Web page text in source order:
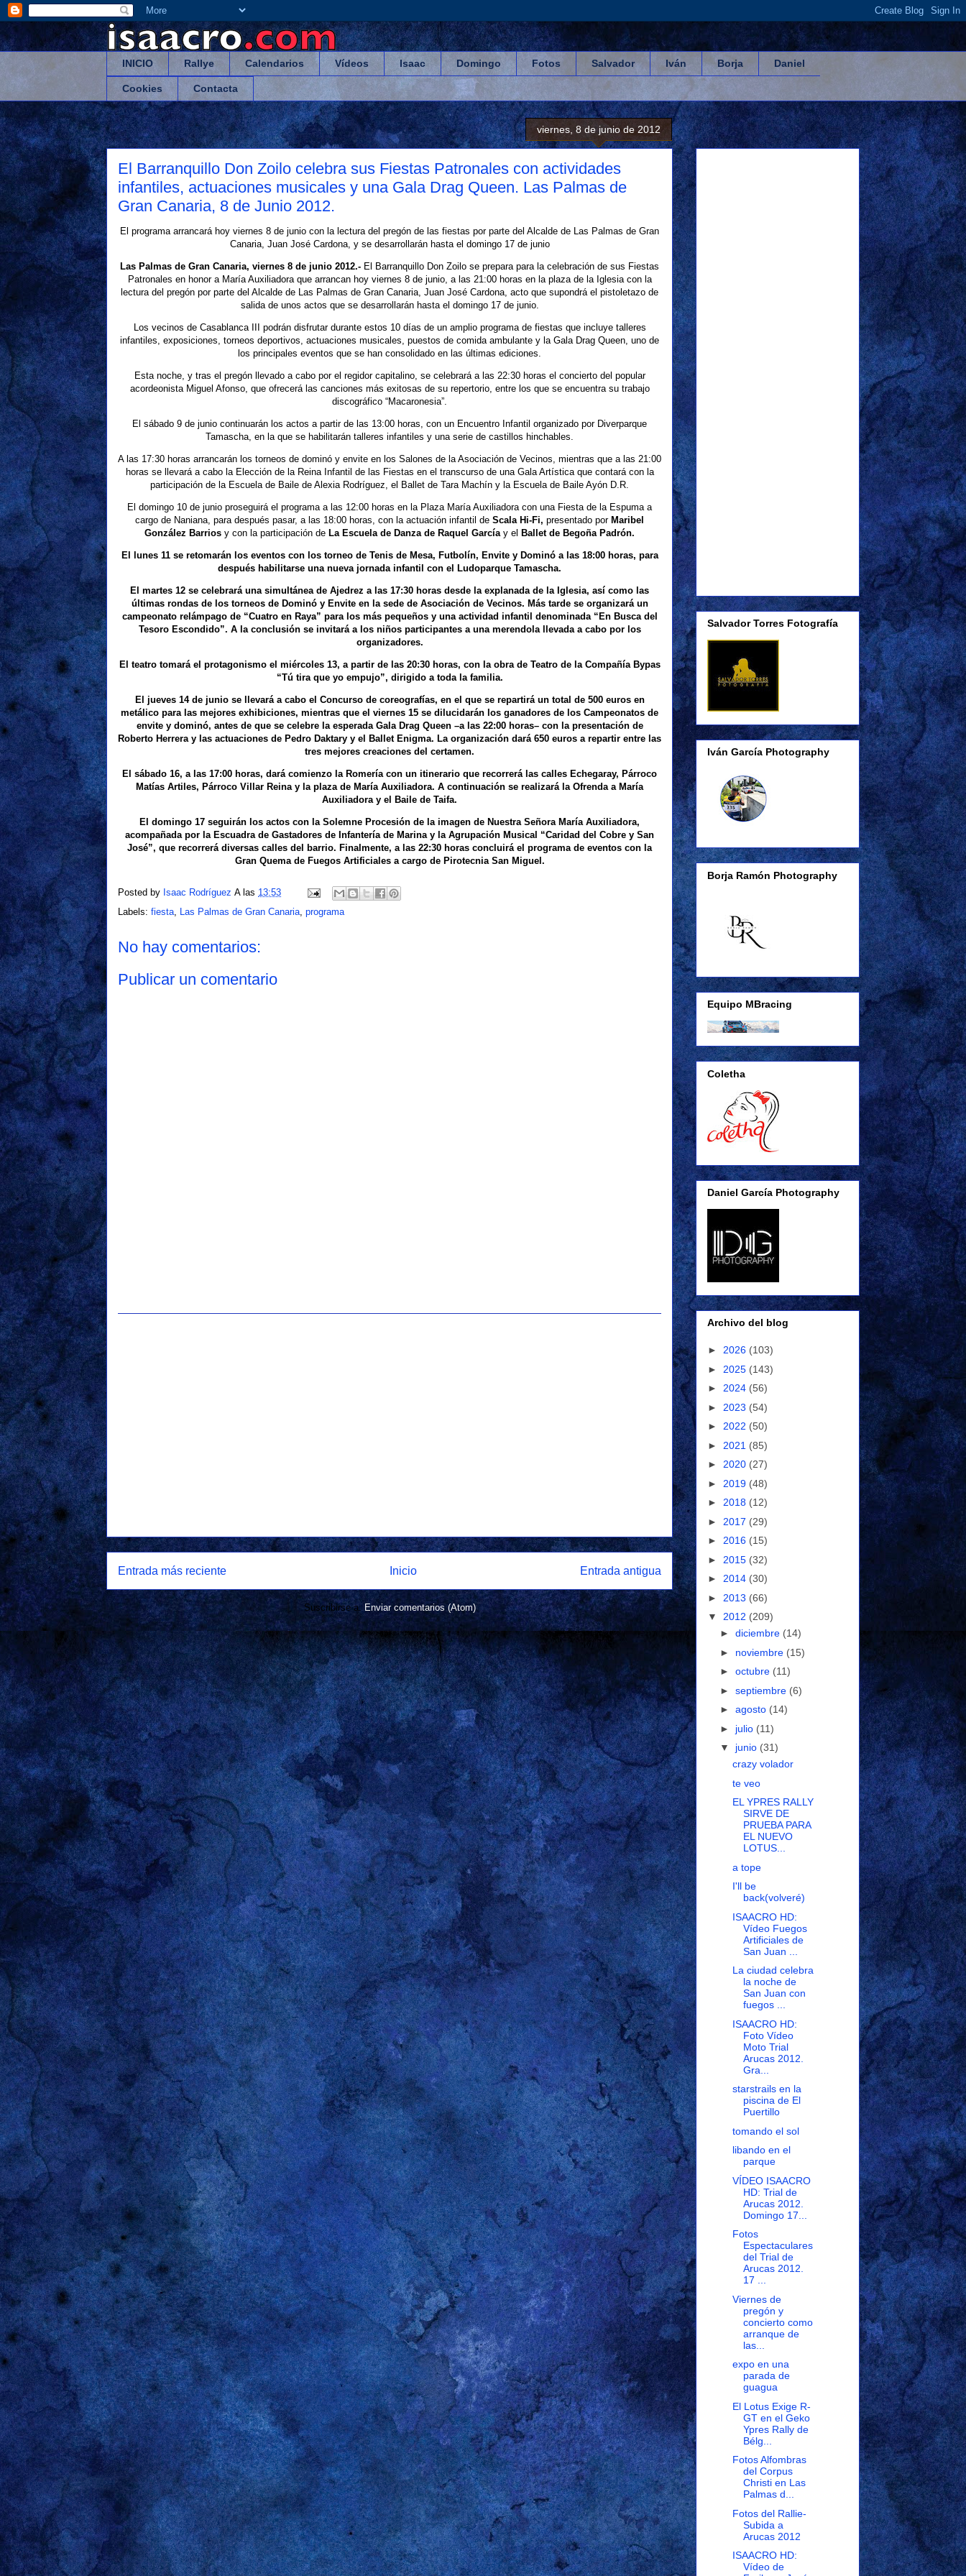
INICIO Rallye Calendarios Vídeos Isaac Domingo Fotos Salvador Iván Borja Daniel
Cookies Contacta
viernes, 8 de junio de 2012
El Barranquillo Don Zoilo celebra sus Fiestas Patronales con actividades
infantiles, actuaciones musicales y una Gala Drag Queen. Las Palmas de
Gran Canaria, 8 de Junio 2012.
El programa arrancará hoy viernes 8 de junio con la lectura del pregón de las fiestas por parte del Alcalde de Las Palmas de Gran
Canaria, Juan José Cardona, y se desarrollarán hasta el domingo 17 de junio
Las Palmas de Gran Canaria, viernes 8 de junio 2012.- El Barranquillo Don Zoilo se prepara para la celebración de sus Fiestas
Patronales en honor a María Auxiliadora que arrancan hoy viernes 8 de junio, a las 21:00 horas en la plaza de la Iglesia con la
lectura del pregón por parte del Alcalde de Las Palmas de Gran Canaria, Juan José Cardona, acto que supondrá el pistoletazo de
salida de unos actos que se desarrollarán hasta el domingo 17 de junio.
Los vecinos de Casablanca III podrán disfrutar durante estos 10 días de un amplio programa de fiestas que incluye talleres
infantiles, exposiciones, torneos deportivos, actuaciones musicales, puestos de comida ambulante y la Gala Drag Queen, uno de
los principales eventos que se han consolidado en las últimas ediciones.
Esta noche, y tras el pregón llevado a cabo por el regidor capitalino, se celebrará a las 22:30 horas el concierto del popular
acordeonista Miguel Afonso, que ofrecerá las canciones más exitosas de su repertorio, entre los que se encuentra su trabajo
discográfico “Macaronesia”.
El sábado 9 de junio continuarán los actos a partir de las 13:00 horas, con un Encuentro Infantil organizado por Diverparque
Tamascha, en la que se habilitarán talleres infantiles y una serie de castillos hinchables.
A las 17:30 horas arrancarán los torneos de dominó y envite en los Salones de la Asociación de Vecinos, mientras que a las 21:00
horas se llevará a cabo la Elección de la Reina Infantil de las Fiestas en el transcurso de una Gala Artística que contará con la
participación de la Escuela de Baile de Alexia Rodríguez, el Ballet de Tara Machín y la Escuela de Baile Ayón D.R.
El domingo 10 de junio proseguirá el programa a las 12:00 horas en la Plaza María Auxiliadora con una Fiesta de la Espuma a
cargo de Naniana, para después pasar, a las 18:00 horas, con la actuación infantil de Scala Hi-Fi, presentado por Maribel
González Barrios y con la participación de La Escuela de Danza de Raquel García y el Ballet de Begoña Padrón.
El lunes 11 se retomarán los eventos con los torneo de Tenis de Mesa, Futbolín, Envite y Dominó a las 18:00 horas, para
después habilitarse una nueva jornada infantil con el Ludoparque Tamascha.
El martes 12 se celebrará una simultánea de Ajedrez a las 17:30 horas desde la explanada de la Iglesia, así como las
últimas rondas de los torneos de Dominó y Envite en la sede de Asociación de Vecinos. Más tarde se organizará un
campeonato relámpago de “Cuatro en Raya” para los más pequeños y una actividad infantil denominada “En Busca del
Tesoro Escondido”. A la conclusión se invitará a los niños participantes a una merendola llevada a cabo por los
organizadores.
El teatro tomará el protagonismo el miércoles 13, a partir de las 20:30 horas, con la obra de Teatro de la Compañía Bypas
“Tú tira que yo empujo”, dirigido a toda la familia.
El jueves 14 de junio se llevará a cabo el Concurso de coreografías, en el que se repartirá un total de 500 euros en
metálico para las mejores exhibiciones, mientras que el viernes 15 se dilucidarán los ganadores de los Campeonatos de
envite y dominó, antes de que se celebre la esperada Gala Drag Queen –a las 22:00 horas– con la presentación de
Roberto Herrera y las actuaciones de Pedro Daktary y el Ballet Enigma. La organización dará 650 euros a repartir entre las
tres mejores creaciones del certamen.
El sábado 16, a las 17:00 horas, dará comienzo la Romería con un itinerario que recorrerá las calles Echegaray, Párroco
Matías Artiles, Párroco Villar Reina y la plaza de María Auxiliadora. A continuación se realizará la Ofrenda a María
Auxiliadora y el Baile de Taifa.
El domingo 17 seguirán los actos con la Solemne Procesión de la imagen de Nuestra Señora María Auxiliadora,
acompañada por la Escuadra de Gastadores de Infantería de Marina y la Agrupación Musical “Caridad del Cobre y San
José”, que recorrerá diversas calles del barrio. Finalmente, a las 22:30 horas concluirá el programa de eventos con la
Gran Quema de Fuegos Artificiales a cargo de Pirotecnia San Miguel.
Posted by Isaac Rodríguez A las 13:53
Labels: fiesta Las Palmas de Gran Canaria programa
No hay comentarios:
Publicar un comentario
Entrada más reciente Entrada antigua
Inicio
Suscribirse a: Enviar comentarios (Atom)
Salvador Torres Fotografía
Iván García Photography
Borja Ramón Photography
Equipo MBracing
Coletha
Daniel García Photography
Archivo del blog
► 2026 (103)
► 2025 (143)
► 2024 (56)
► 2023 (54)
► 2022 (50)
► 2021 (85)
► 2020 (27)
► 2019 (48)
► 2018 (12)
► 2017 (29)
► 2016 (15)
► 2015 (32)
► 2014 (30)
► 2013 (66)
▼ 2012 (209)
► diciembre (14)
► noviembre (15)
► octubre (11)
► septiembre (6)
► agosto (14)
► julio (11)
▼ junio (31)
crazy volador
te veo
EL YPRES RALLY
SIRVE DE
PRUEBA PARA
EL NUEVO
LOTUS...
a tope
I'll be
back(volveré)
ISAACRO HD:
Vídeo Fuegos
Artificiales de
San Juan ...
La ciudad celebra
la noche de
San Juan con
fuegos ...
ISAACRO HD:
Foto Vídeo
Moto Trial
Arucas 2012.
Gra...
starstrails en la
piscina de El
Puertillo
tomando el sol
libando en el
parque
VÍDEO ISAACRO
HD: Trial de
Arucas 2012.
Domingo 17...
Fotos
Espectaculares
del Trial de
Arucas 2012.
17 ...
Viernes de
pregón y
concierto como
arranque de
las...
expo en una
parada de
guagua
El Lotus Exige R-
GT en el Geko
Ypres Rally de
Bélg...
Fotos Alfombras
del Corpus
Christi en Las
Palmas d...
Fotos del Rallie-
Subida a
Arucas 2012
ISAACRO HD:
Vídeo de